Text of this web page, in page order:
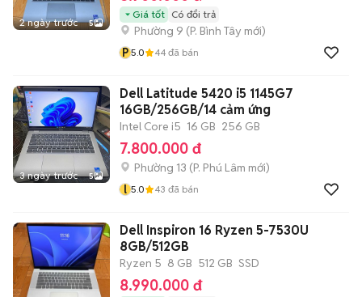
2 ngày trước 5
Giá tốt Có đổi trả
Phường 9 (P. Bình Tây mới)
P 5.0 44 đã bán
3 ngày trước 5
Dell Latitude 5420 i5 1145G7
16GB/256GB/14 cảm ứng
Intel Core i5 16 GB 256 GB
7.800.000 đ
Phường 13 (P. Phú Lâm mới)
l 5.0 43 đã bán
Dell Inspiron 16 Ryzen 5-7530U
8GB/512GB
Ryzen 5 8 GB 512 GB SSD
8.990.000 đ